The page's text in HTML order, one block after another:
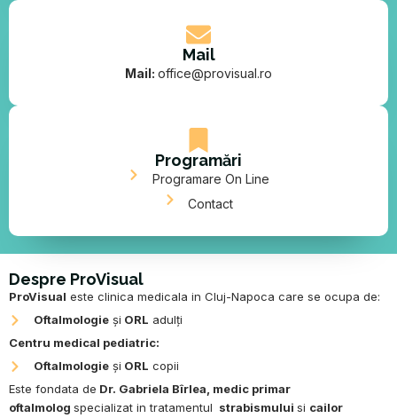
Mail
Mail: office@provisual.ro
Programări
Programare On Line
Contact
Despre ProVisual
ProVisual este clinica medicala in Cluj-Napoca care se ocupa de:
Oftalmologieși ORL adulți
Centru medical pediatric:
Oftalmologieși ORL copii
Este fondata de Dr. Gabriela Bîrlea medic primar
oftalmolog specializat in tratamentul strabismului si cailor